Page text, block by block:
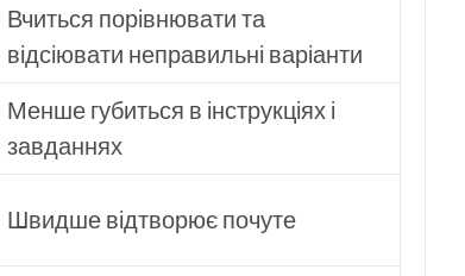
Вчиться порівнювати та
відсіювати неправильні варіанти
Менше губиться в інструкціях і
завданнях
Швидше відтворює почуте